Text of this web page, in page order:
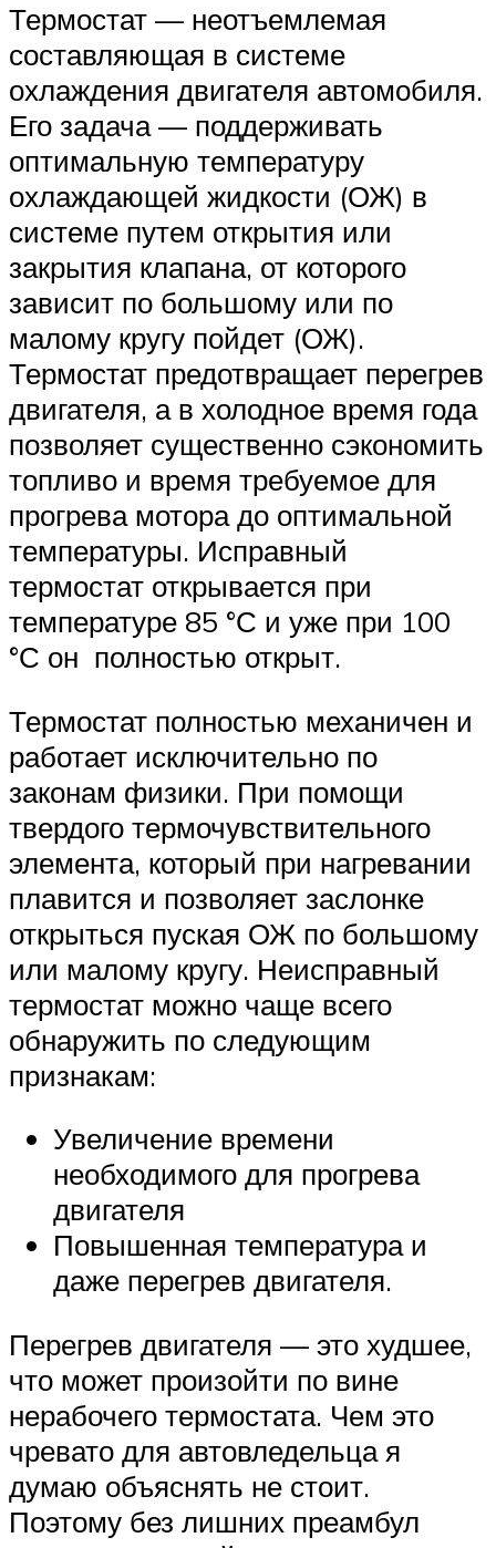
Термостат — неотъемлемая
составляющая в системе
охлаждения двигателя автомобиля.
Его задача — поддерживать
оптимальную температуру
охлаждающей жидкости (ОЖ) в
системе путем открытия или
закрытия клапана, от которого
зависит по большому или по
малому кругу пойдет (ОЖ).
Термостат предотвращает перегрев
двигателя, а в холодное время года
позволяет существенно сэкономить
топливо и время требуемое для
прогрева мотора до оптимальной
температуры. Исправный
термостат открывается при
температуре 85 °С и уже при 100
°С он полностью открыт.
Термостат полностью механичен и
работает исключительно по
законам физики. При помощи
твердого термочувствительного
элемента, который при нагревании
плавится и позволяет заслонке
открыться пуская ОЖ по большому
или малому кругу. Неисправный
термостат можно чаще всего
обнаружить по следующим
признакам:
Увеличение времени
необходимого для прогрева
двигателя
Повышенная температура и
даже перегрев двигателя.
Перегрев двигателя — это худшее,
что может произойти по вине
нерабочего термостата. Чем это
чревато для автовледельца я
думаю объяснять не стоит.
Поэтому без лишних преамбул